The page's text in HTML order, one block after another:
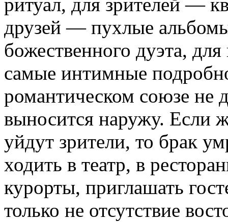
ритуал, для зрителей —
друзей — пухлые
божественного дуэта,
самые интимные
романтическом союзе не
выносится наружу. Если
уйдут зрители, то брак
ходить в театр, в
курорты, приглашать
только не отсутствие